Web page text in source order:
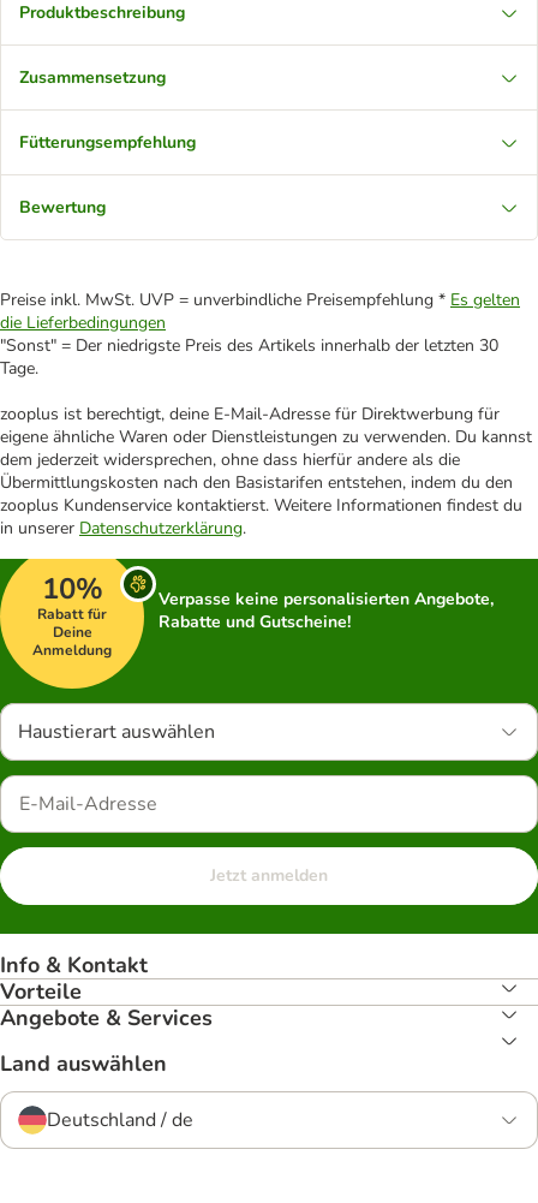
Produktbeschreibung
Zusammensetzung
Fütterungsempfehlung
Bewertung
Preise inkl. MwSt. UVP = unverbindliche Preisempfehlung * Es gelten
die Lieferbedingungen
"Sonst" = Der niedrigste Preis des Artikels innerhalb der letzten 30
Tage.
zooplus ist berechtigt, deine E-Mail-Adresse für Direktwerbung für
eigene ähnliche Waren oder Dienstleistungen zu verwenden. Du kannst
dem jederzeit widersprechen, ohne dass hierfür andere als die
Übermittlungskosten nach den Basistarifen entstehen, indem du den
zooplus Kundenservice kontaktierst. Weitere Informationen findest du
in unserer Datenschutzerklärung.
10%
Rabatt für
Deine
Anmeldung
Verpasse keine personalisierten Angebote,
Rabatte und Gutscheine!
Haustierart auswählen
Jetzt anmelden
Info & Kontakt
Vorteile
Angebote & Services
Land auswählen
Deutschland / de